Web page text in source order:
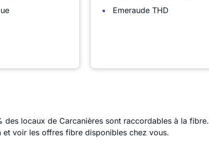
Emeraude THD
des locaux de Carcanières sont raccordables à la fibre.
voir les offres fibre disponibles chez vous.